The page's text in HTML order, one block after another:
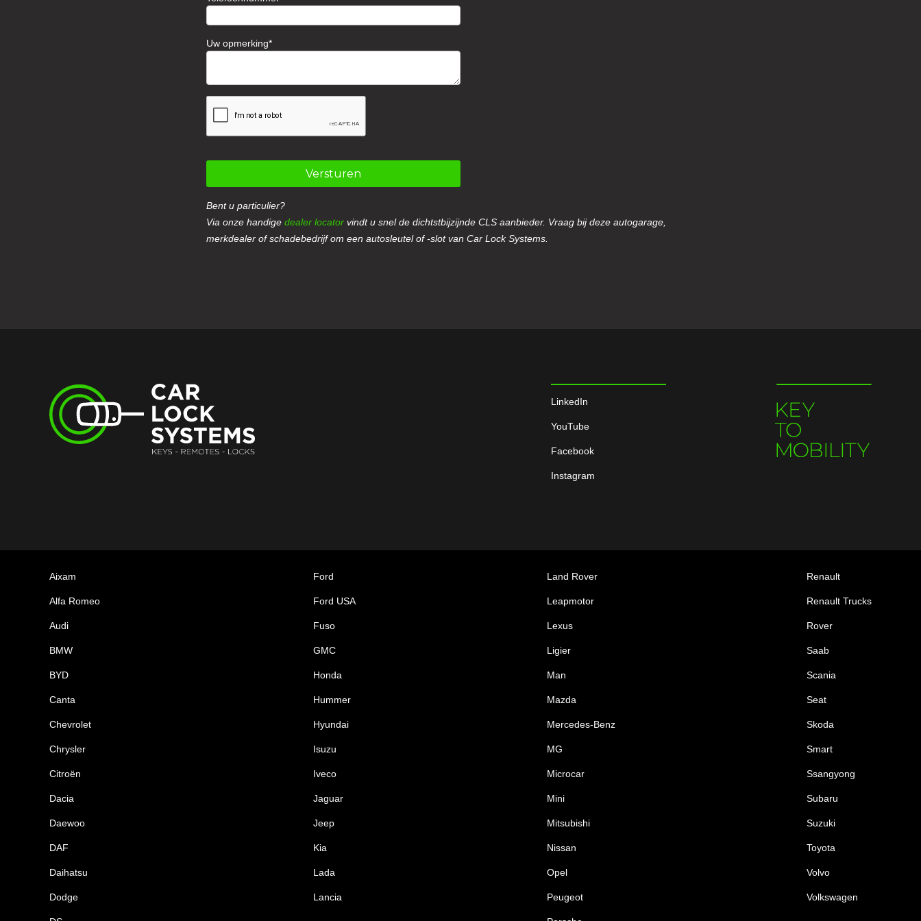
Uw opmerking
Versturen
Bent u particulier?
Via onze handigedealer locator vindt u snel de dichtstbijzijnde CLS aanbieder. Vraag bij deze autogarage,
merkdealer of schadebedrijf om een autosleutel of -slot van Car Lock Systems.
LinkedIn
YouTube
Facebook
Instagram
Aixam
Alfa Romeo
Audi
BMW
BYD
Canta
Chevrolet
Chrysler
Citroën
Dacia
Daewoo
DAF
Daihatsu
Dodge
Ford
Ford USA
Fuso
GMC
Honda
Hummer
Hyundai
Isuzu
Iveco
Jaguar
Jeep
Kia
Lada
Lancia
Land Rover
Leapmotor
Lexus
Ligier
Man
Mazda
Mercedes-Benz
MG
Microcar
Mini
Mitsubishi
Nissan
Opel
Peugeot
Renault
Renault Trucks
Rover
Saab
Scania
Seat
Skoda
Smart
Ssangyong
Subaru
Suzuki
Toyota
Volvo
Volkswagen